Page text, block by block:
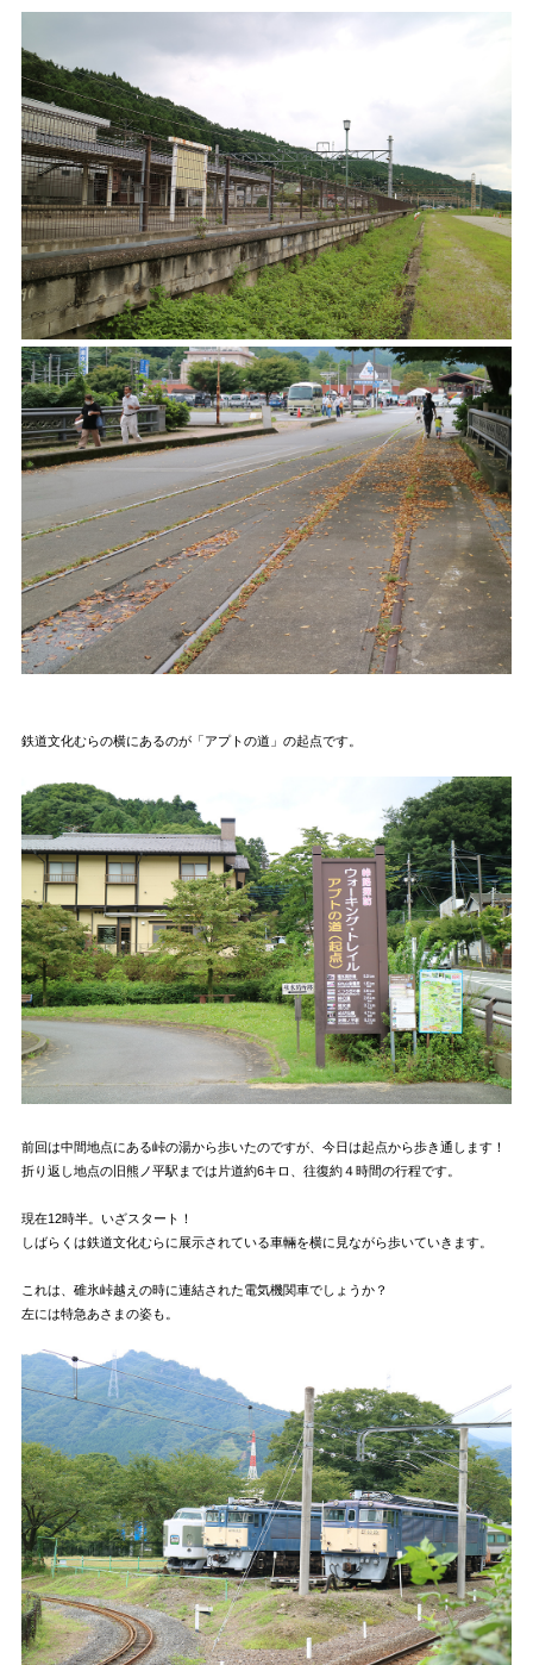
鉄道文化むらの横にあるのが「アプトの道」の起点です。
前回は中間地点にある峠の湯から歩いたのですが、今日は起点から歩き通します！
折り返し地点の旧熊ノ平駅までは片道約6キロ、往復約４時間の行程です。
現在12時半。いざスタート！
しばらくは鉄道文化むらに展示されている車輛を横に見ながら歩いていきます。
これは、碓氷峠越えの時に連結された電気機関車でしょうか？
左には特急あさまの姿も。